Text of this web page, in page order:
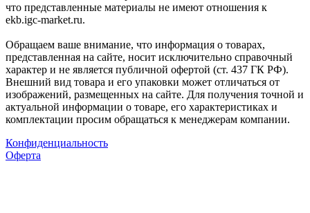
что представленные материалы не имеют отношения к
ekb.igc-market.ru.
Обращаем ваше внимание, что информация о товарах,
представленная на сайте, носит исключительно справочный
характер и не является публичной офертой (ст. 437 ГК РФ).
Внешний вид товара и его упаковки может отличаться от
изображений, размещенных на сайте. Для получения точной и
актуальной информации о товаре, его характеристиках и
комплектации просим обращаться к менеджерам компании.
Конфиденциальность
Оферта